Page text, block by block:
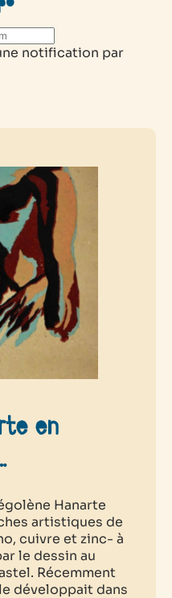
notification par
en
Hanarte
artistiques de
cuivre et zinc- à
le dessin au
Récemment
développait dans